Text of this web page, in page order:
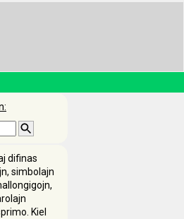
difinas
simbolajn
Kiel